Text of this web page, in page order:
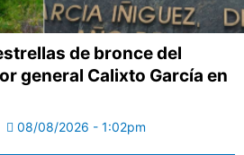
de bronce del
general Calixto García en
08/08/2026 - 1:02pm